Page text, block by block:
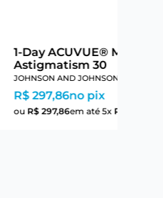
1-Day ACUVUE® Moist
Astigmatism 30
JOHNSON AND JOHNSON
R$ 297,86no pix
ou R$ 297,86em até5x R$